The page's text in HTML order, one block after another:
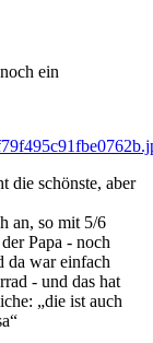
ein
die schönste, aber
an, so mit 5/6
Papa - noch
da war einfach
- und das hat
„die ist auch